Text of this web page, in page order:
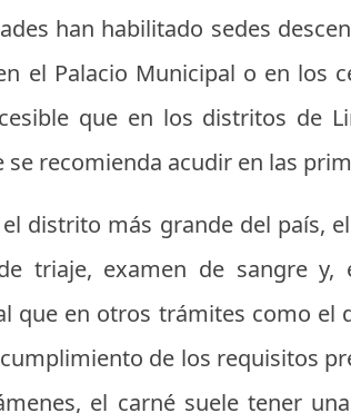
han habilitado sedes
el Palacio Municipal o en los
que en los distritos de
recomienda acudir en las
el distrito más grande del país,
triaje, examen de sangre y,
que en otros trámites como el
de los requisitos
el carné suele tener